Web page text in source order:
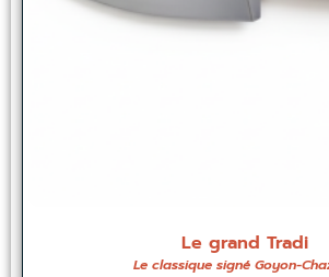
Le grand Tradi
Le classique signé Goyon-